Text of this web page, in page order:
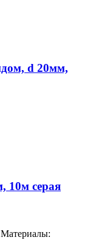
d 20мм,
10м серая